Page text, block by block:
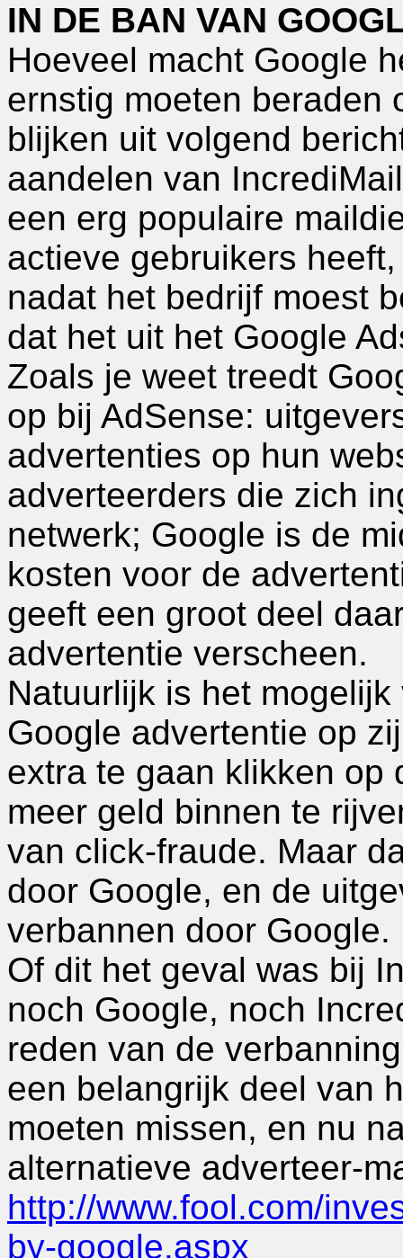
IN DE BAN VAN
Hoeveel macht Google
ernstig moeten beraden
blijken uit volgend
aandelen van
een erg populaire
actieve gebruikers
nadat het bedrijf moest
dat het uit het Google
Zoals je weet treedt
op bij AdSense:
advertenties op hun
adverteerders die zich
netwerk; Google is de
kosten voor de
geeft een groot deel
advertentie verscheen.
Natuurlijk is het
Google advertentie op
extra te gaan klikken op
meer geld binnen te
van click-fraude. Maar
door Google, en de
verbannen door Google.
Of dit het geval was bij
noch Google, noch
reden van de
een belangrijk deel van
moeten missen, en nu
alternatieve adverteer-
http://www.fool.com/
by-google.aspx